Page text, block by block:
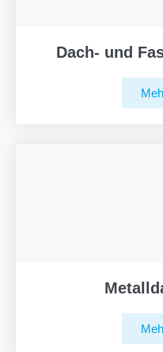
Dach- und